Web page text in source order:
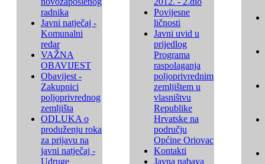
radnika
Javni natječaj -
Komunalni
redar
VAŽNA
OBAVIJEST
Obavijest -
Zakupnici
poljoprivrednog
zemljišta
ODLUKA o
produženju roka
za prijavu na
javni natječaj -
Udruge
Povijesne
ličnosti
Javni uvid u
prijedlog
Programa
raspolaganja
poljoprivrednim
zemljištem u
vlasništvu
Republike
Hrvatske na
području
Općine Oriovac
Kontakti
Javna nabava